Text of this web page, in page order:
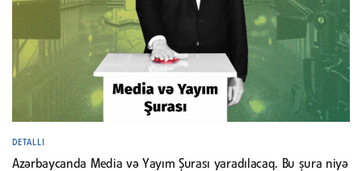
DETALLI
Azərbaycanda Media və Yayım Şurası yaradılacaq. Bu şura niyə